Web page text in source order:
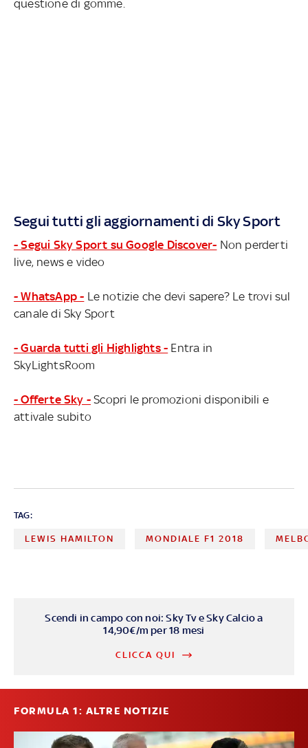
questione di gomme.
Segui tutti gli aggiornamenti di Sky Sport
- Segui Sky Sport su Google Discover- Non perderti
live, news e video
- WhatsApp - Le notizie che devi sapere? Le trovi sul
canale di Sky Sport
- Guarda tutti gli Highlights - Entra in
SkyLightsRoom
- Offerte Sky - Scopri le promozioni disponibili e
attivale subito
TAG:
LEWIS HAMILTON MONDIALE F1 2018
Scendi in campo con noi: Sky Tv e Sky Calcio a
14,90€/m per 18 mesi
CLICCA QUI
FORMULA 1: ALTRE NOTIZIE